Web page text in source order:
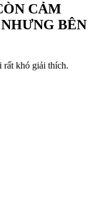
CẢM
BÊN
rất khó giải thích.